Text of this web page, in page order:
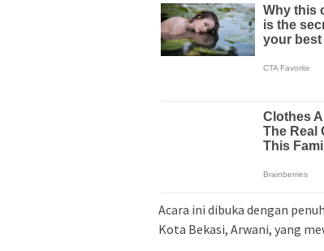
Acara ini dibuka dengan
Kota Bekasi, Arwani, yang